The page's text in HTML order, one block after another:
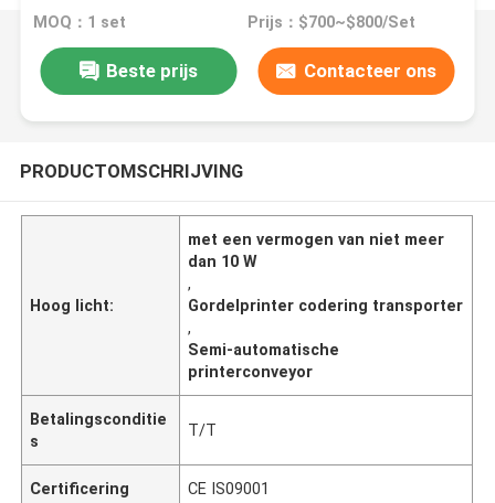
MOQ：1 set Prijs：$700~$800/Set
Beste prijs Contacteer ons
PRODUCTOMSCHRIJVING
Hoog licht:
met een vermogen van niet meer
dan 10 W
,
Gordelprinter codering transporter
,
Semi-automatische
printerconveyor
Betalingsconditie
s
T/T
Certificering CE IS09001